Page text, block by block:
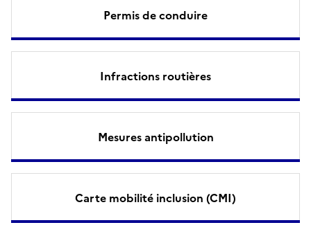
Permis de conduire
Infractions routières
Mesures antipollution
Carte mobilité inclusion (CMI)